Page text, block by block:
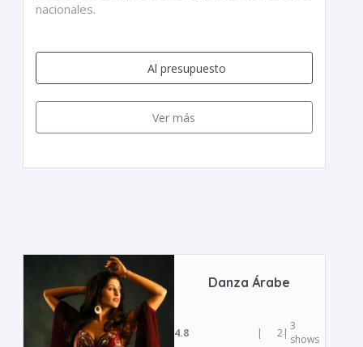
nacionales.
Al presupuesto
Ver más
Danza Árabe
4.8 | 2| 3
shows